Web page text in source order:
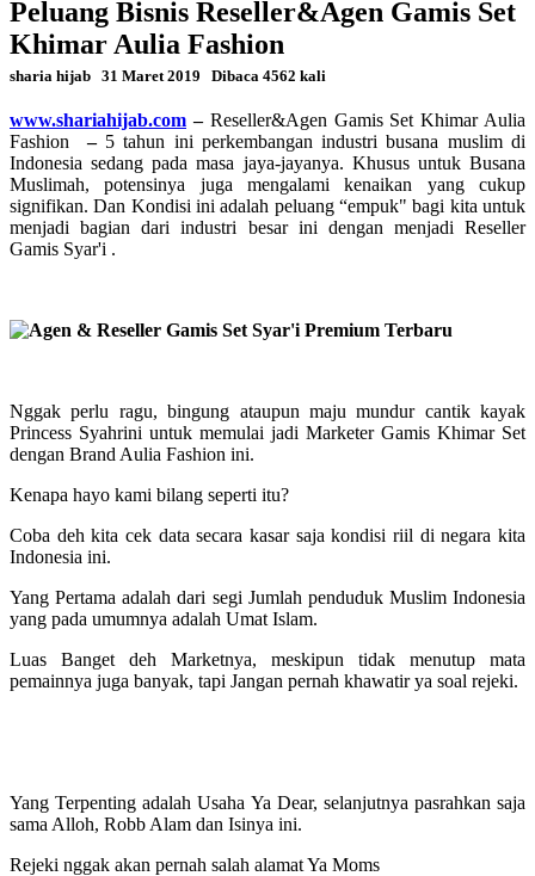
Peluang Bisnis Reseller&Agen Gamis Set
Khimar Aulia Fashion
sharia hijab 31 Maret 2019 Dibaca 4562 kali
www.shariahijab.com – Reseller&Agen Gamis Set Khimar Aulia
Fashion – 5 tahun ini perkembangan industri busana muslim di
Indonesia sedang pada masa jaya-jayanya. Khusus untuk Busana
Muslimah, potensinya juga mengalami kenaikan yang cukup
signifikan. Dan Kondisi ini adalah peluang “empuk" bagi kita untuk
menjadi bagian dari industri besar ini dengan menjadi Reseller
Gamis Syar'i .
Nggak perlu ragu, bingung ataupun maju mundur cantik kayak
Princess Syahrini untuk memulai jadi Marketer Gamis Khimar Set
dengan Brand Aulia Fashion ini.
Kenapa hayo kami bilang seperti itu?
Coba deh kita cek data secara kasar saja kondisi riil di negara kita
Indonesia ini.
Yang Pertama adalah dari segi Jumlah penduduk Muslim Indonesia
yang pada umumnya adalah Umat Islam.
Luas Banget deh Marketnya, meskipun tidak menutup mata
pemainnya juga banyak, tapi Jangan pernah khawatir ya soal rejeki.
Yang Terpenting adalah Usaha Ya Dear, selanjutnya pasrahkan saja
sama Alloh, Robb Alam dan Isinya ini.
Rejeki nggak akan pernah salah alamat Ya Moms